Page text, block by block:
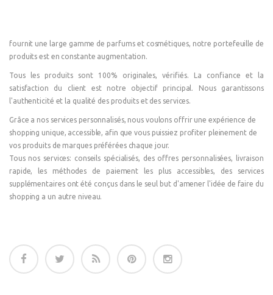
fournit une large gamme de parfums et cosmétiques, notre portefeuille de
produits est en constante augmentation.
Tous les produits sont 100% originales, vérifiés. La confiance et la
satisfaction du client est notre objectif principal. Nous garantissons
l'authenticité et la qualité des produits et des services.
Grâce a nos services personnalisés, nous voulons offrir une expérience de
shopping unique, accessible, afin que vous puissiez profiter pleinement de
vos produits de marques préférées chaque jour.
Tous nos services: conseils spécialisés, des offres personnalisées, livraison
rapide, les méthodes de paiement les plus accessibles, des services
supplémentaires ont été conçus dans le seul but d'amener l'idée de faire du
shopping a un autre niveau.